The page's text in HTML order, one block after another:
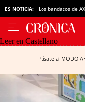
ES NOTICIA: Los bandazos de
Leer en Castellano
Pásate al MODO